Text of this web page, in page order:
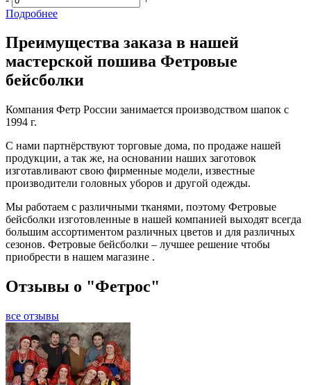
Подробнее
Преимущества заказа в нашей
мастерской пошива Фетровые
бейсболки
Компания Фетр России занимается производством шапок с
1994 г.
С нами партнёрствуют торговые дома, по продаже нашей
продукции, а так же, на основании наших заготовок
изготавливают свою фирменные модели, известные
производители головных уборов и другой одежды.
Мы работаем с различными тканями, поэтому Фетровые
бейсболки изготовленные в нашей компанией выходят всегда
большим ассортиментом различных цветов и для различных
сезонов. Фетровые бейсболки – лучшее решение чтобы
приобрести в нашем магазине .
Отзывы о "Фетрос"
все отзывы